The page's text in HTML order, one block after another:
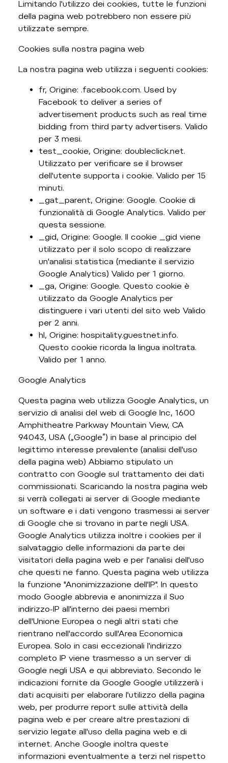
Limitando l'utilizzo dei cookies, tutte le funzioni
della pagina web potrebbero non essere più
utilizzate sempre.
Cookies sulla nostra pagina web
La nostra pagina web utilizza i seguenti cookies:
fr, Origine: .facebook.com. Used by
Facebook to deliver a series of
advertisement products such as real time
bidding from third party advertisers. Valido
per 3 mesi.
test_cookie, Origine: doubleclick.net.
Utilizzato per verificare se il browser
dell'utente supporta i cookie. Valido per 15
minuti.
_gat_parent, Origine: Google. Cookie di
funzionalità di Google Analytics. Valido per
questa sessione.
_gid, Origine: Google. Il cookie _gid viene
utilizzato per il solo scopo di realizzare
un'analisi statistica (mediante il servizio
Google Analytics) Valido per 1 giorno.
_ga, Origine: Google. Questo cookie è
utilizzato da Google Analytics per
distinguere i vari utenti del sito web Valido
per 2 anni.
hl, Origine: hospitality.guestnet.info.
Questo cookie ricorda la lingua inoltrata.
Valido per 1 anno.
Google Analytics
Questa pagina web utilizza Google Analytics, un
servizio di analisi del web di Google Inc, 1600
Amphitheatre Parkway Mountain View, CA
94043, USA („Google“) in base al principio del
legittimo interesse prevalente (analisi dell'uso
della pagina web) Abbiamo stipulato un
contratto con Google sul trattamento dei dati
commissionati. Scaricando la nostra pagina web
si verrà collegati ai server di Google mediante
un software e i dati vengono trasmessi ai server
di Google che si trovano in parte negli USA.
Google Analytics utilizza inoltre i cookies per il
salvataggio delle informazioni da parte dei
visitatori della pagina web e per l'analisi dell'uso
che questi ne fanno. Questa pagina web utilizza
la funzione "Anonimizzazione dell'IP". In questo
modo Google abbrevia e anonimizza il Suo
indirizzo-IP all'interno dei paesi membri
dell'Unione Europea o negli altri stati che
rientrano nell'accordo sull'Area Economica
Europea. Solo in casi eccezionali l'indirizzo
completo IP viene trasmesso a un server di
Google negli USA e qui abbreviato. Secondo le
indicazioni fornite da Google Google utilizzerà i
dati acquisiti per elaborare l'utilizzo della pagina
web, per produrre report sulle attività della
pagina web e per creare altre prestazioni di
servizio legate all'uso della pagina web e di
internet. Anche Google inoltra queste
informazioni eventualmente a terzi nel rispetto